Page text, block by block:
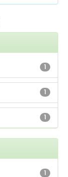
1
1
1
1